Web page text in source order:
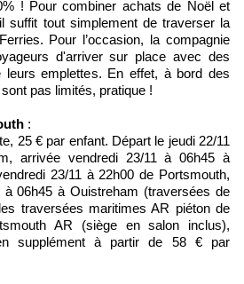
! Pour combiner achats de Noël et
suffit tout simplement de traverser la
Pour l’occasion, la compagnie
d'arriver sur place avec des
leurs emplettes. En effet, à bord des
pas limités, pratique !
:
25 € par enfant. Départ le jeudi 22/11
arrivée vendredi 23/11 à 06h45 à
23/11 à 22h00 de Portsmouth,
06h45 à Ouistreham (traversées de
traversées maritimes AR piéton de
AR (siège en salon inclus),
supplément à partir de 58 € par